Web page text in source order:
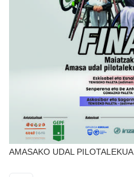
AMASAKO UDAL PILOTALEKUA,